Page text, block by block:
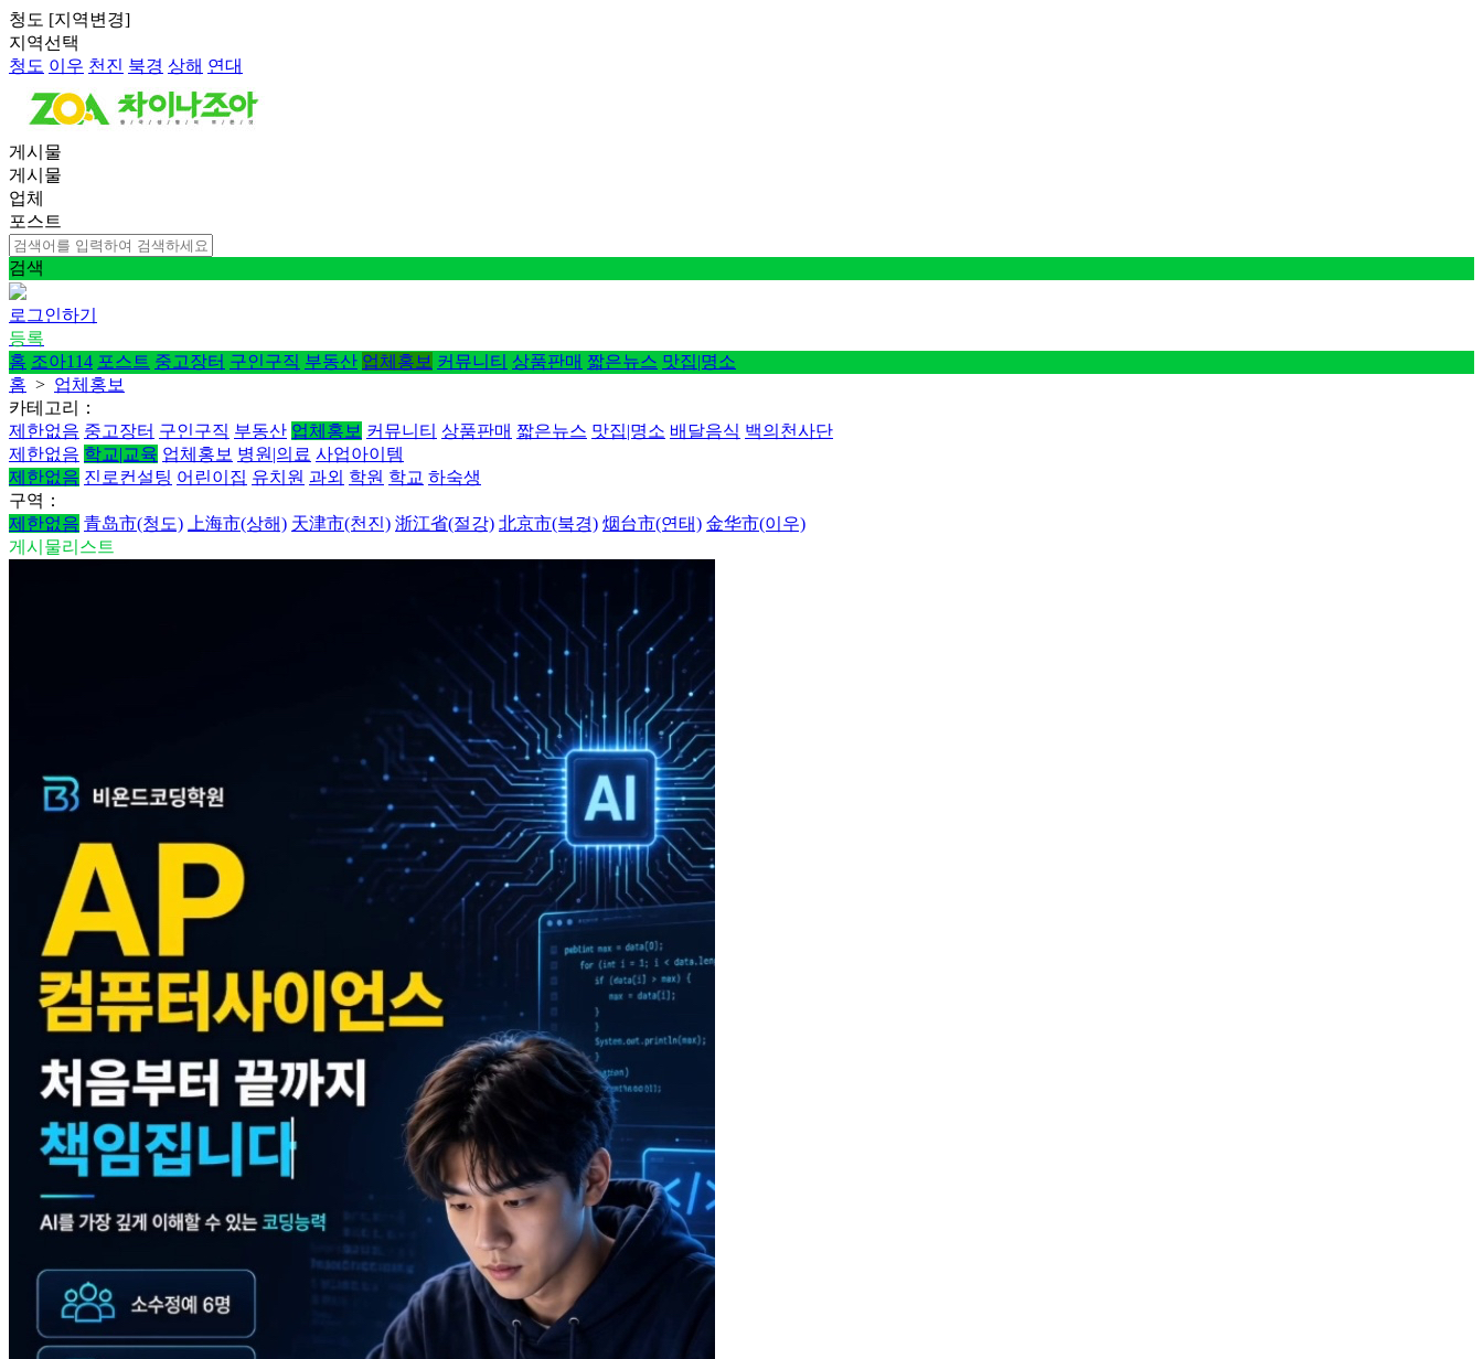
청도 [지역변경]
지역선택
청도 이우 천진 북경 상해 연대
게시물
게시물
업체
포스트
검색
로그인하기
등록
홈 조아114 포스트 중고장터 구인구직 부동산 업체홍보 커뮤니티 상품판매 짧은뉴스 맛집|명소
홈 > 업체홍보
카테고리：
제한없음 중고장터 구인구직 부동산 업체홍보 커뮤니티 상품판매 짧은뉴스 맛집|명소 배달음식 백의천사단
제한없음 학교|교육 업체홍보 병원|의료 사업아이템
제한없음 진로컨설팅 어린이집 유치원 과외 학원 학교 하숙생
구역：
제한없음 青岛市(청도) 上海市(상해) 天津市(천진) 浙江省(절강) 北京市(북경) 烟台市(연태) 金华市(이우)
게시물리스트